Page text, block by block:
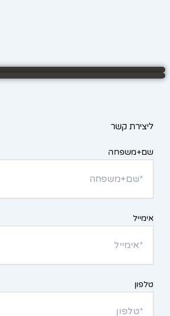
ליצירת קשר
שם+משפחה
אימייל
טלפון